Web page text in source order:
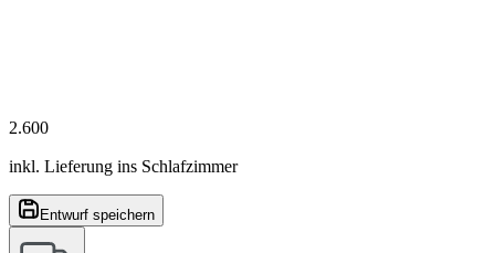
2.600
inkl. Lieferung ins Schlafzimmer
Entwurf speichern